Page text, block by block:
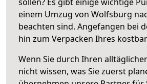
einem Umzug von Wolfsburg
beachten sind. Angefangen bei
hin zum Verpacken Ihres
Wenn Sie durch Ihren
nicht wissen, was Sie zuerst